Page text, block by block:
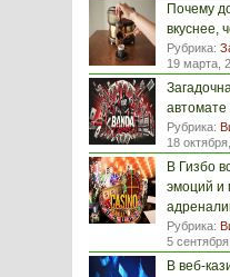
Почему
вкуснее,
Рубрика:
19 марта,
автомате
Рубрика:
18
В Гизбо
эмоций и
Рубрика:
5
В веб-